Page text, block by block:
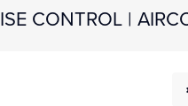
CONTROL |